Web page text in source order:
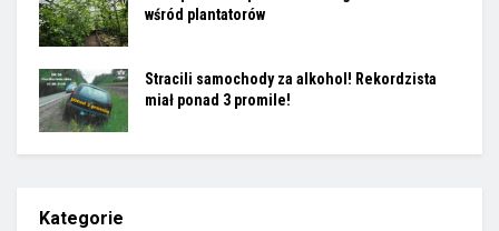
wśród plantatorów
Stracili samochody za alkohol! Rekordzista
miał ponad 3 promile!
Kategorie